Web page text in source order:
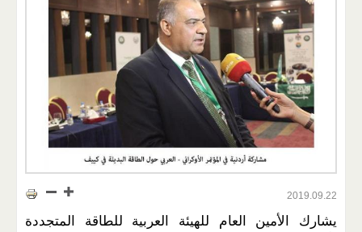
2019.09.22
يشارك الأمين العام للهيئة العربية للطاقة المتجددة